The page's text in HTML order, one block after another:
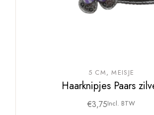
5 CM MEISJE
Haarknipjes Paars
€3,75Incl. BTW